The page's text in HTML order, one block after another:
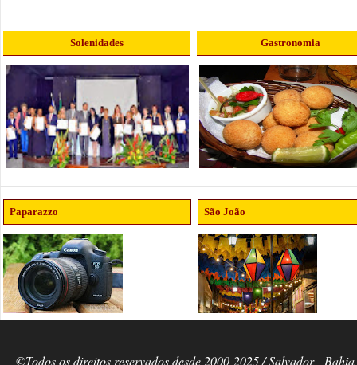
Solenidades Gastronomia
Paparazzo São João
©Todos os direitos reservados desde 2000-2025 / Salvador -